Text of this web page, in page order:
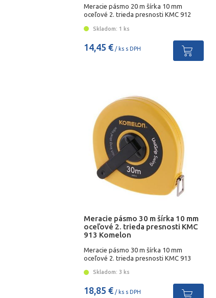
Meracie pásmo 20 m šírka 10 mm
oceľové 2. trieda presnosti KMC 912
Skladom: 1 ks
14,45 € / ks s DPH
Meracie pásmo 30 m šírka 10 mm
oceľové 2. trieda presnosti KMC
913 Komelon
Meracie pásmo 30 m šírka 10 mm
oceľové 2. trieda presnosti KMC 913
Skladom: 3 ks
18,85 € / ks s DPH